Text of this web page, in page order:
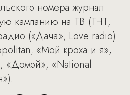
номера журнал
кампанию на ТВ (ТНТ,
(«Дача», Love radio)
«Мой кроха и я»,
«Домой», «National